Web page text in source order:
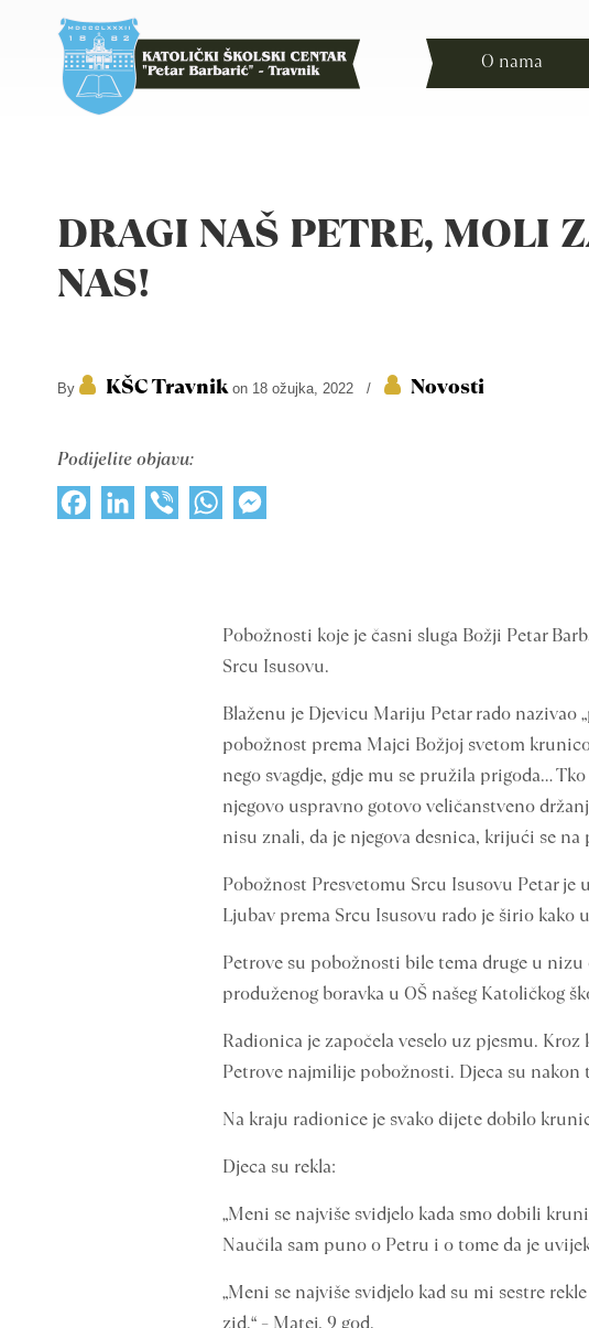
O nama
DRAGI NAŠ PETRE, MOLI
NAS!
By KŠC Travnikon 18 ožujka, 2022 / Novosti
Podijelite objavu:
FacebookLinkedInViber WhatsApp
Pobožnosti koje je časni sluga Božji Petar
Srcu Isusovu.
Blaženu je Djevicu Mariju Petar rado nazivao
pobožnost prema Majci Božjoj svetom
nego svagdje, gdje mu se pružila prigoda…
njegovo uspravno gotovo veličanstveno
nisu znali, da je njegova desnica, krijući se
Pobožnost Presvetomu Srcu Isusovu Petar
Ljubav prema Srcu Isusovu rado je širio
Petrove su pobožnosti bile tema druge u
produženog boravka u OŠ našeg Katoličkog
Radionica je započela veselo uz pjesmu.
Petrove najmilije pobožnosti. Djeca su nakon
Na kraju radionice je svako dijete dobilo
Djeca su rekla:
„Meni se najviše svidjelo kada smo dobili
Naučila sam puno o Petru i o tome da je
„Meni se najviše svidjelo kad su mi sestre